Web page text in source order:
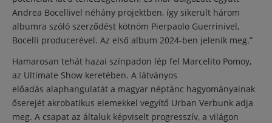
Andrea Bocellivel néhány projektben, így sikerült három
albumra szóló szerződést kötnöm Pierpaolo Guerrinivel,
Bocelli producerével. Az első album 2024-ben jelenik meg.”
Hamarosan tehát hazai színpadon lép fel Marcelito Pomoy,
az Ultimate Show keretében. A látványos
előadás alaphangulatát a magyar néptánc hagyományainak
őserejét akrobatikus elemekkel vegyítő Urban Verbunk adja
meg. A csapat az általuk képviselt progresszív, a világon